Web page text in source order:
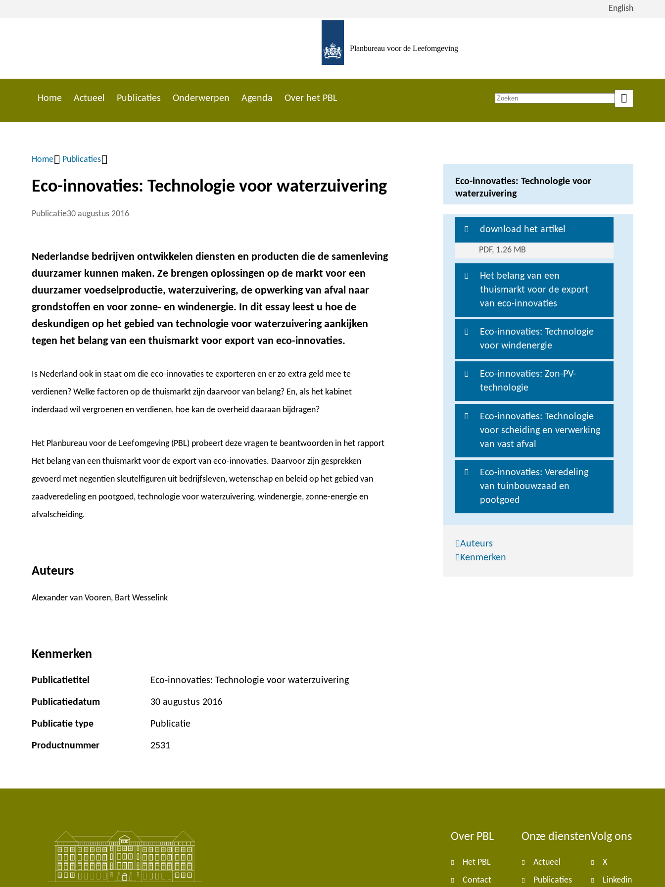
inhoud
Bekijk
English
Planbureau voor de Leefomgeving
Home Actueel Publicaties Onderwerpen Agenda Over het PBL
Zoeken
Kruimelpad
Home Publicaties
Eco-innovaties: Technologie voor waterzuivering
Publicatie30 augustus 2016
Eco-innovaties: Technologie voor
waterzuivering
PDF, 1.26 MB
download het artikel
Het belang van een
thuismarkt voor de export
van eco-innovaties
Eco-innovaties: Technologie
voor windenergie
Eco-innovaties: Zon-PV-
technologie
Eco-innovaties: Technologie
voor scheiding en verwerking
van vast afval
Eco-innovaties: Veredeling
van tuinbouwzaad en
pootgoed
Auteurs
Kenmerken
Nederlandse bedrijven ontwikkelen diensten en producten die de samenleving
duurzamer kunnen maken. Ze brengen oplossingen op de markt voor een
duurzamer voedselproductie, waterzuivering, de opwerking van afval naar
grondstoffen en voor zonne- en windenergie. In dit essay leest u hoe de
deskundigen op het gebied van technologie voor waterzuivering aankijken
tegen het belang van een thuismarkt voor export van eco-innovaties.
Is Nederland ook in staat om die eco-innovaties te exporteren en er zo extra geld mee te
verdienen? Welke factoren op de thuismarkt zijn daarvoor van belang? En, als het kabinet
inderdaad wil vergroenen en verdienen, hoe kan de overheid daaraan bijdragen?
Het Planbureau voor de Leefomgeving (PBL) probeert deze vragen te beantwoorden in het rapport
Het belang van een thuismarkt voor de export van eco-innovaties. Daarvoor zijn gesprekken
gevoerd met negentien sleutelfiguren uit bedrijfsleven, wetenschap en beleid op het gebied van
zaadveredeling en pootgoed, technologie voor waterzuivering, windenergie, zonne-energie en
afvalscheiding.
Auteurs
Alexander van Vooren, Bart Wesselink
Kenmerken
Publicatietitel Eco-innovaties: Technologie voor waterzuivering
Publicatiedatum 30 augustus 2016
Publicatie type Publicatie
Productnummer 2531
Over PBL
Het PBL
Contact
Onze diensten
Actueel
Publicaties
Volg ons
X
Linkedin